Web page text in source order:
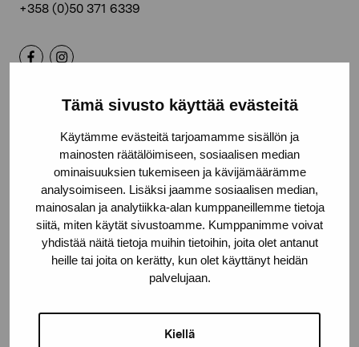
Tämä sivusto käyttää evästeitä
Käytämme evästeitä tarjoamamme sisällön ja
mainosten räätälöimiseen, sosiaalisen median
ominaisuuksien tukemiseen ja kävijämäärämme
analysoimiseen. Lisäksi jaamme sosiaalisen median,
mainosalan ja analytiikka-alan kumppaneillemme tietoja
siitä, miten käytät sivustoamme. Kumppanimme voivat
yhdistää näitä tietoja muihin tietoihin, joita olet antanut
heille tai joita on kerätty, kun olet käyttänyt heidän
palvelujaan.
Kiellä
+358 (0)50 371 6339
Kontakta oss
Håll dig uppdaterad om aktuella
utställningar och evenemang